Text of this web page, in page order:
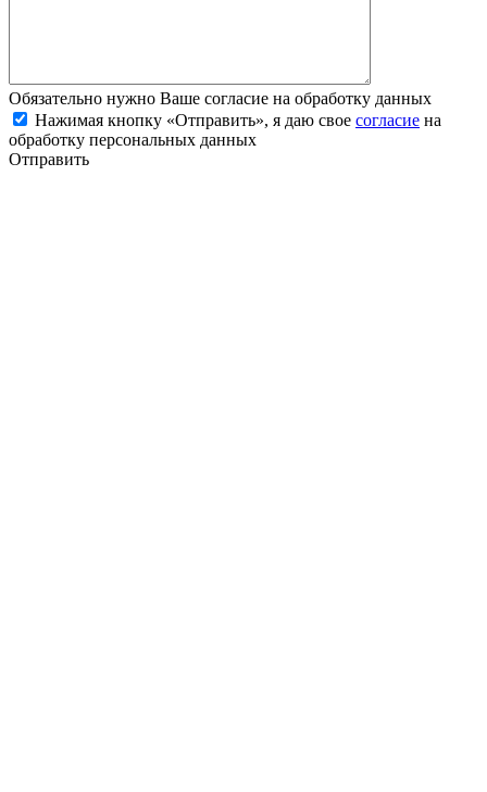
Обязательно нужно Ваше согласие на обработку данных
Нажимая кнопку «Отправить», я даю свое согласие на
обработку персональных данных
Отправить